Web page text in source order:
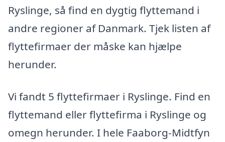
Ryslinge, så find en dygtig flyttemand i
andre regioner af Danmark. Tjek listen af
flyttefirmaer der måske kan hjælpe
herunder.
Vi fandt 5 flyttefirmaer i Ryslinge. Find en
flyttemand eller flyttefirma i Ryslinge og
omegn herunder. I hele Faaborg-Midtfyn